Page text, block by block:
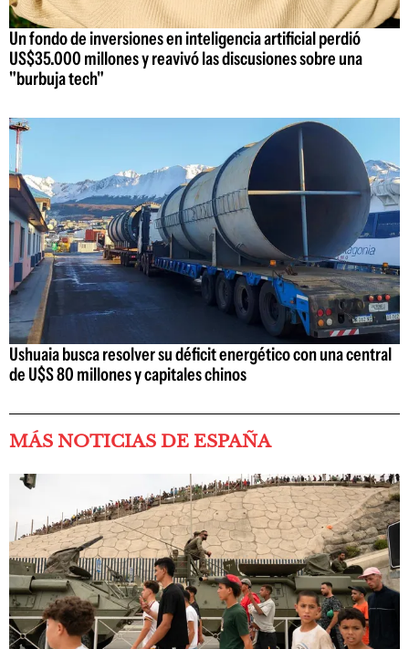
Un fondo de inversiones en inteligencia artificial perdió
US$35.000 millones y reavivó las discusiones sobre una
"burbuja tech"
Ushuaia busca resolver su déficit energético con una central
de U$S 80 millones y capitales chinos
MÁS NOTICIAS DE ESPAÑA